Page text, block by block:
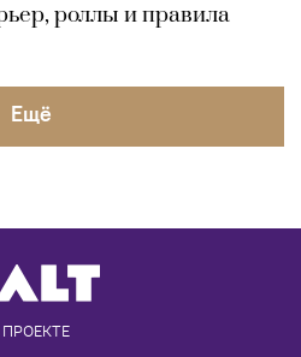
роллы и правила
Eщё